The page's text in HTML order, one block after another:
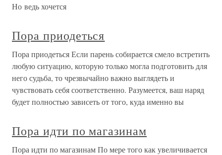
Но ведь хочется
Пора приодеться
Пора приодеться Если парень собирается смело встретить
любую ситуацию, которую только могла подготовить для
него судьба, то чрезвычайно важно выглядеть и
чувствовать себя соответственно. Разумеется, ваш наряд
будет полностью зависеть от того, куда именно вы
Пора идти по магазинам
Пора идти по магазинам По мере того как увеличивается